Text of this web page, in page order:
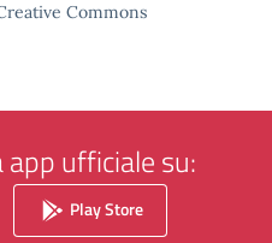
Commons
app ufficiale su:
Play Store